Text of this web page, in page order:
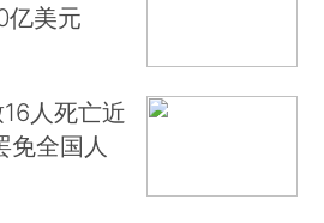
亿美元
人死亡近
免全国人